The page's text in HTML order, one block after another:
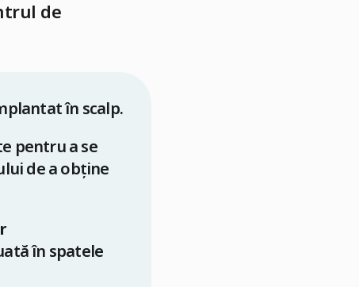
de
în scalp.
pentru a se
de a obține
în spatele